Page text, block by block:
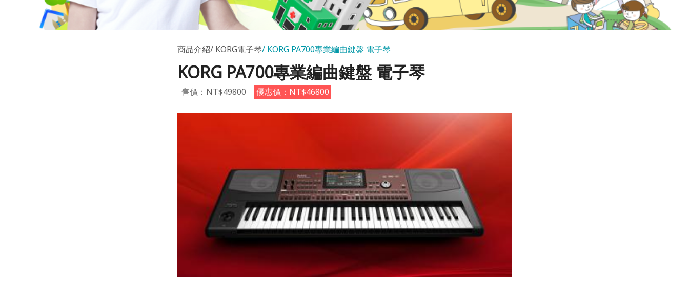
商品介紹 KORG電子琴 KORG PA700專業編曲鍵盤 電子琴
KORG PA700專業編曲鍵盤 電子琴
售價：NT$49800 優惠價：NT$46800